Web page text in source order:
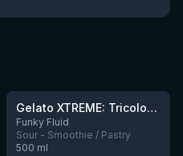
Nog 2Gelato XTREME: Tricolore (France)
Funky Fluid
Sour - Smoothie / Pastry
500 ml